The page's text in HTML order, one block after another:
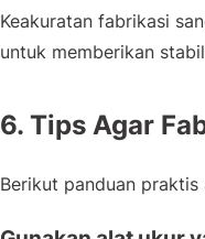
Keakuratan fabrikasi
untuk memberikan
6. Tips Agar
Berikut panduan